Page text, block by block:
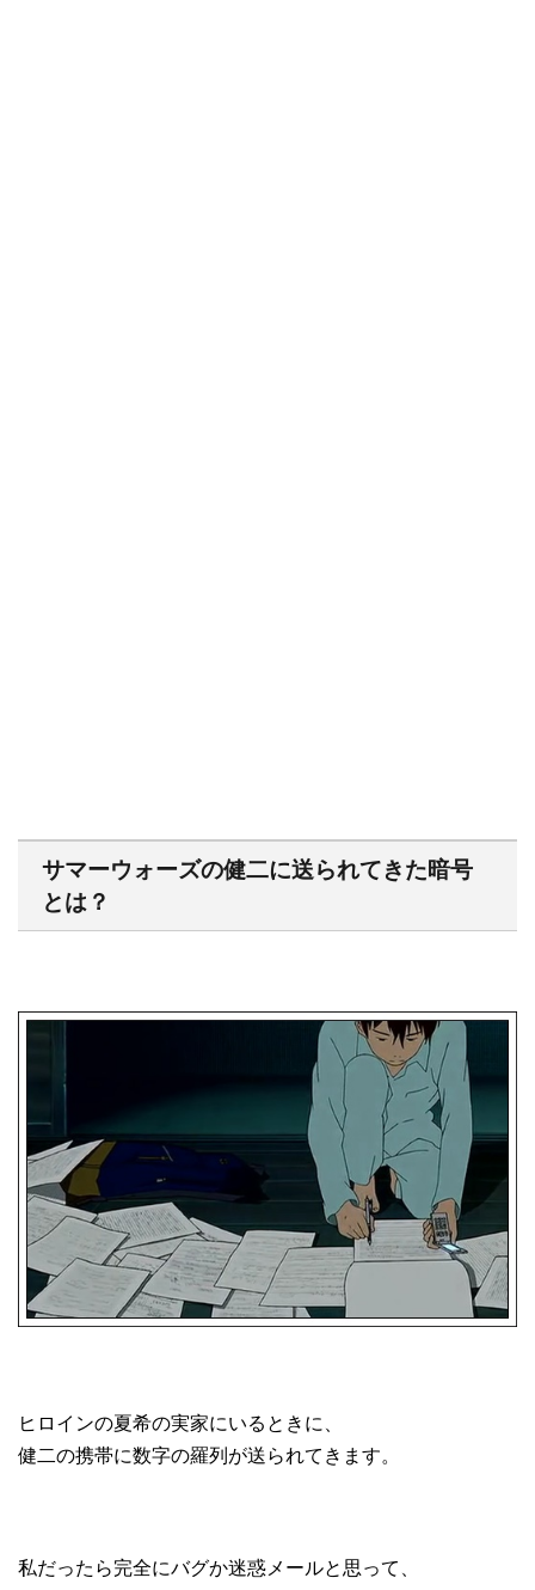
サマーウォーズの健二に送られてきた暗号
とは？
ヒロインの夏希の実家にいるときに、
健二の携帯に数字の羅列が送られてきます。
私だったら完全にバグか迷惑メールと思って、